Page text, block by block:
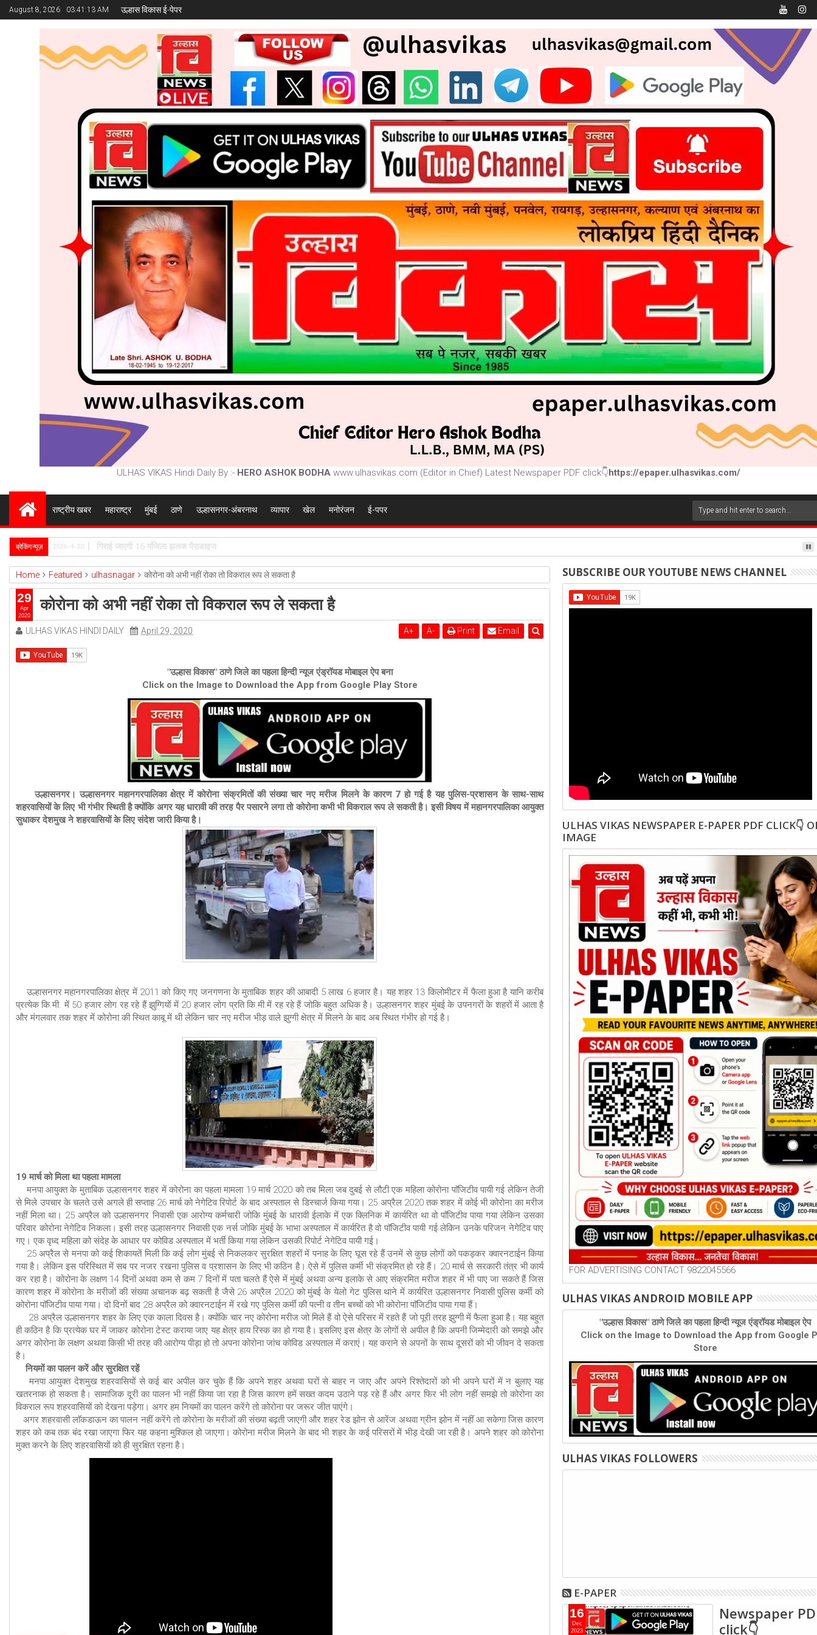
August 8, 2026 03:41:14 AM उल्हास विकास ई-पेपर
ULHAS VIKAS Hindi Daily By :- HERO ASHOK BODHA www.ulhasvikas.com (Editor in Chief) Latest Newspaper PDF click👇https://epaper.ulhasvikas.com/
राष्ट्रीय खबर महाराष्ट्र मुंबई ठाणे उल्हासनगर-अंबरनाथ व्यापार खेल मनोरंजन ई-पपर
ब्रेकिंग न्यूज़ उल्हासनगर-5 में भी मनपा की ओर से स्विमिंग पुल सुविधा हो- शेरी लुंड
Home Featured ulhasnagar कोरोना को अभी नहीं रोका तो विकराल रूप ले सकता है
कोरोना को अभी नहीं रोका तो विकराल रूप ले सकता है
ULHAS VIKAS HINDI DAILY April 29, 2020 A+ A- Print Email
"उल्हास विकास" ठाणे जिले का पहला हिन्दी न्यूज एंड्रॉयड मोबाइल ऐप बना
Click on the Image to Download the App from Google Play Store
उल्हासनगर। उल्हासनगर महानगरपालिका क्षेत्र में कोरोना संक्रमितों की संख्या चार नए मरीज मिलने के कारण 7 हो गई है यह पुलिस-प्रशासन के साथ-साथ
शहरवासियों के लिए भी गंभीर स्थिती है क्योंकि अगर यह धारावी की तरह पैर पसारने लगा तो कोरोना कभी भी विकराल रूप ले सकती है। इसी विषय में महानगरपालिका आयुक्त
सुधाकर देशमुख ने शहरवासियों के लिए संदेश जारी किया है।
उल्हासनगर महानगरपालिका क्षेत्र में 2011 को किए गए जनगणना के मुताबिक शहर की आबादी 5 लाख 6 हजार है। यह शहर 13 किलोमीटर में फैला हुआ है यानि करीब
प्रत्येक कि.मी. में 50 हजार लोग रह रहे हैं झुग्गियों में 20 हजार लोग प्रति कि.मी.में रह रहे हैं जोकि बहुत अधिक है। उल्हासनगर शहर मुंबई के उपनगरों के शहरों में आता है
और मंगलवार तक शहर में कोरोना की स्थित काबू में थी लेकिन चार नए मरीज भीड़ वाले झुग्गी क्षेत्र में मिलने के बाद अब स्थित गंभीर हो गई है।
19 मार्च को मिला था पहला मामला
मनपा आयुक्त के मुताबिक उल्हासनगर शहर में कोरोना का पहला मामला 19 मार्च 2020 को तब मिला जब दुबई से लौटी एक महिला कोरोना पाॅजिटीव पायी गई लेकिन तेजी
से मिले उपचार के चलते उसे अगले ही सप्ताह 26 मार्च को नेगेटिव रिपोर्ट के बाद अस्पताल से डिस्चार्ज किया गया। 25 अप्रैल 2020 तक शहर में कोई भी कोरोना का मरीज
नहीं मिला था। 25 अप्रैल को उल्हासनगर निवासी एक आरोग्य कर्मचारी जोकि मुंबई के धारावी ईलाके में एक क्लिनिक में कार्यरित था वो पाॅजिटीव पाया गया लेकिन उसका
परिवार कोरोना नेगेटिव निकला। इसी तरह उल्हासनगर निवासी एक नर्स जोकि मुंबई के भाभा अस्पताल में कार्यरित है वो पाॅजिटीव पायी गई लेकिन उनके परिजन नेगेटिव पाए
गए। एक वृध्द महिला को संदेह के आधार पर कोविड अस्पताल में भर्ती किया गया लेकिन उसकी रिपोर्ट नेगेटिव पायी गई।
25 अप्रैल से मनपा को कई शिकायतें मिली कि कई लोग मुंबई से निकलकर सुरक्षित शहरों में पनाह के लिए घूस रहे हैं उनमें से कुछ लोगों को पकड़कर क्वारनटाईन किया
गया है। लेकिन इस परिस्थित में सब पर नजर रखना पुलिस व प्रशासन के लिए भी कठिन है। ऐसे में पुलिस कर्मी भी संक्रमित हो रहे हैं। 20 मार्च से सरकारी तंत्र भी कार्य
कर रहा है। कोरोना के लक्षण 14 दिनों अथवा कम से कम 7 दिनों में पता चलते हैं ऐसे में मुंबई अथवा अन्य इलाके से आए संक्रमित मरीज शहर में भी पाए जा सकते हैं जिस
कारण शहर में कोरोना के मरीजों की संख्या अचानक बढ़ सकती है जैसे 26 अप्रैल 2020 को मुंबई के येलो गेट पुलिस थाने में कार्यरित उल्हासनगर निवासी पुलिस कर्मी को
कोरोना पाॅजिटीव पाया गया। दो दिनों बाद 28 अप्रैल को क्वारनटाईन में रखे गए पुलिस कर्मी की पत्नी व तीन बच्चों को भी कोरोना पाॅजिटीव पाया गया हैं।
28 अप्रैल उल्हासनगर शहर के लिए एक काला दिवस है। क्योंकि चार नए कोरोना मरीज जो मिले हैं वो ऐसे परिसर में रहते हैं जो पूरी तरह झुग्गी में फैला हुआ है। यह बहुत
ही कठिन है कि प्रत्येक घर में जाकर कोरोना टेस्ट कराया जाए यह क्षेत्र हाय रिस्क का हो गया है। इसलिए इस क्षेत्र के लोगों से अपील है कि अपनी जिम्मेदारी को समझे और
अगर कोरोना के लक्षण अथवा किसी भी तरह की आरोग्य पीड़ा हो तो अपना कोरोना जांच कोविड अस्पताल में कराएं। यह कराने से अपनों के साथ दूसरों को भी जीवन दे सकता
है।
नियमों का पालन करें और सुरक्षित रहें
मनपा आयुक्त देशमुख शहरवासियों से कई बार अपील कर चुके हैं कि अपने शहर अथवा घरों से बाहर न जाए और अपने रिश्तेदारों को भी अपने घरों में न बुलाए यह
खतरनाक हो सकता है। सामाजिक दूरी का पालन भी नहीं किया जा रहा है जिस कारण हमें सख्त कदम उठाने पड़ रहे हैं और अगर फिर भी लोग नहीं समझे तो कोरोना का
विकराल रूप शहरवासियों को देखना पड़ेगा। अगर हम नियमों का पालन करेंगे तो कोरोना पर जरूर जीत पाएंगे।
अगर शहरवासी लाॅकडाऊन का पालन नहीं करेंगे तो कोरोना के मरीजों की संख्या बढ़ती जाएगी और शहर रेड झोन से आरेंज अथवा ग्रीन झोन में नहीं आ सकेगा जिस कारण
शहर को कब तक बंद रखा जाएगा फिर यह कहना मुश्किल हो जाएगा। कोरोना मरीज मिलने के बाद भी शहर के कई परिसरों में भीड़ देखी जा रही है। अपने शहर को कोरोना
मुक्त करने के लिए शहरवासियों को ही सुरक्षित रहना है।
29
Apr
2020
SUBSCRIBE OUR YOUTUBE NEWS CHANNEL
ULHAS VIKAS NEWSPAPER E-PAPER PDF CLICK👇
IMAGE
FOR ADVERTISING CONTACT 9822045566
ULHAS VIKAS ANDROID MOBILE APP
"उल्हास विकास" ठाणे जिले का पहला हिन्दी न्यूज एंड्रॉयड मोबाइल ऐप
Click on the Image to Download the App from Google
Store
ULHAS VIKAS FOLLOWERS
E-PAPER
16
Dec
2023
Newspaper
click👇